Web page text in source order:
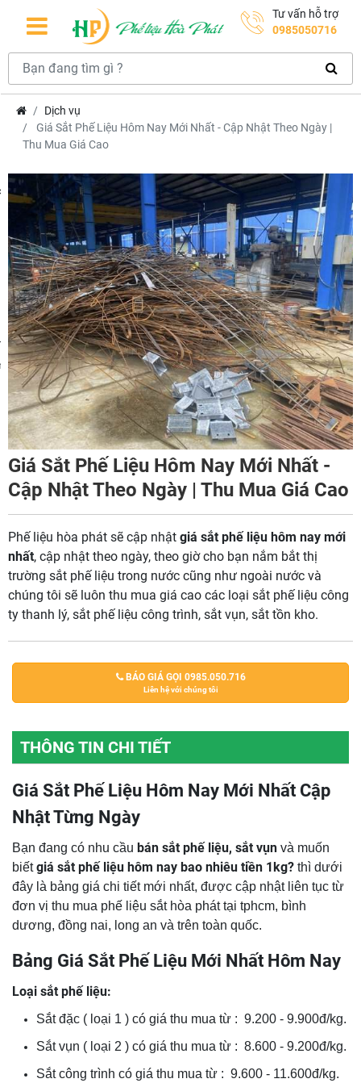
Tư vấn hỗ trợ
0985050716
Dịch vụ
Giá Sắt Phế Liệu Hôm Nay Mới Nhất - Cập Nhật Theo Ngày |
Thu Mua Giá Cao
Giá Sắt Phế Liệu Hôm Nay Mới Nhất -
Cập Nhật Theo Ngày | Thu Mua Giá Cao
Phế liệu hòa phát sẽ cập nhật giá sắt phế liệu hôm nay mới
nhất, cập nhật theo ngày, theo giờ cho bạn nắm bắt thị
trường sắt phế liệu trong nước cũng như ngoài nước và
chúng tôi sẽ luôn thu mua giá cao các loại sắt phế liệu công
ty thanh lý, sắt phế liệu công trình, sắt vụn, sắt tồn kho.
BÁO GIÁ GỌI 0985.050.716
Liên hệ với chúng tôi
THÔNG TIN CHI TIẾT
Giá Sắt Phế Liệu Hôm Nay Mới Nhất Cập
Nhật Từng Ngày
Bạn đang có nhu cầu bán sắt phế liệu, sắt vụn và muốn
biếtgiá sắt phế liệu hôm nay bao nhiêu tiền 1kg? thì dưới
đây là bảng giá chi tiết mới nhất, được cập nhật liên tục từ
đơn vị thu mua phế liệu sắt hòa phát tại tphcm, bình
dương, đồng nai, long an và trên toàn quốc.
Bảng Giá Sắt Phế Liệu Mới Nhất Hôm Nay
Loại sắt phế liệu:
Sắt đặc ( loại 1 ) có giá thu mua từ : 9.200 - 9.900đ/kg.
Sắt vụn ( loại 2 ) có giá thu mua từ : 8.600 - 9.200đ/kg.
Sắt công trình có giá thu mua từ : 9.600 - 11.600đ/kg.